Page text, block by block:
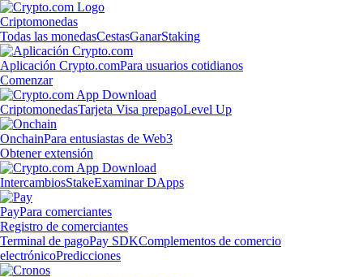
Criptomonedas
Todas las monedasCestasGanarStaking
Aplicación Crypto.comPara usuarios cotidianos
Comenzar
CriptomonedasTarjeta Visa prepagoLevel Up
OnchainPara entusiastas de Web3
Obtener extensión
IntercambiosStakeExaminar DApps
PayPara comerciantes
Registro de comerciantes
Terminal de pagoPay SDKComplementos de comercio
electrónicoPredicciones